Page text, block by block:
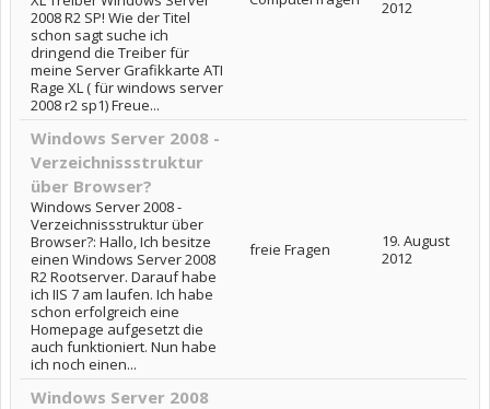
2008 R2 SP! Wie der Titel
schon sagt suche ich
dringend die Treiber für
meine Server Grafikkarte ATI
Rage XL ( für windows server
2008 r2 sp1) Freue...
2012
Windows Server 2008 -
Verzeichnissstruktur
über Browser?
Windows Server 2008 -
Verzeichnissstruktur über
Browser?: Hallo, Ich besitze
einen Windows Server 2008
R2 Rootserver. Darauf habe
ich IIS 7 am laufen. Ich habe
schon erfolgreich eine
Homepage aufgesetzt die
auch funktioniert. Nun habe
ich noch einen...
freie Fragen
19. August
2012
Windows Server 2008